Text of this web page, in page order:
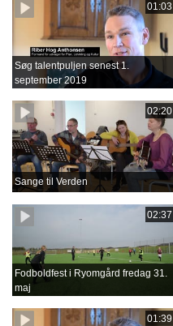
01:03
Søg talentpuljen senest 1.
september 2019
02:20
Sange til Verden
02:37
Fodboldfest i Ryomgård fredag 31.
maj
01:39